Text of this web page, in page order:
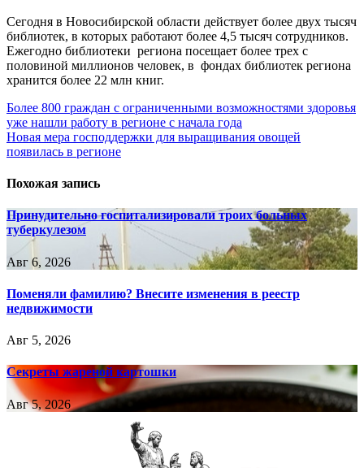
Сегодня в Новосибирской области действует более двух тысяч
библиотек, в которых работают более 4,5 тысяч сотрудников.
Ежегодно библиотеки региона посещает более трех с
половиной миллионов человек, в фондах библиотек региона
хранится более 22 млн книг.
Навигация
по
записям
Более 800 граждан с ограниченными возможностями здоровья
уже нашли работу в регионе с начала года
Новая мера господдержки для выращивания овощей
появилась в регионе
Похожая запись
Принудительно госпитализировали троих больных
туберкулезом
Авг 6, 2026
Поменяли фамилию? Внесите изменения в реестр
недвижимости
Авг 5, 2026
Секреты жареной картошки
Авг 5, 2026